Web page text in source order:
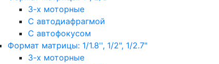
3-х моторные
С автодиафрагмой
С автофокусом
Формат матрицы: 1/1.8'', 1/2", 1/2.7"
3-х моторные